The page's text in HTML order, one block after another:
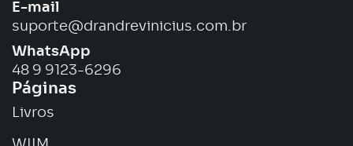
E-mail
suporte@drandrevinicius.com.br
WhatsApp
48 9 9123-6296
Páginas
Livros